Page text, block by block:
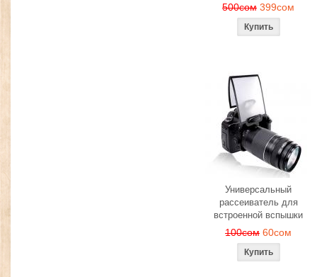
500сом 399сом
Универсальный
рассеиватель для
встроенной вспышки
100сом 60сом